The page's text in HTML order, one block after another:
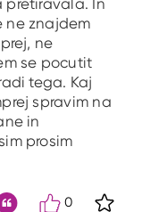
ne znajdem
ne
se pocutit
tega. Kaj
spravim na
in
prosim
0